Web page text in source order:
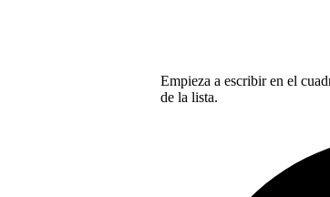
Empieza a escribir en el
de la lista.